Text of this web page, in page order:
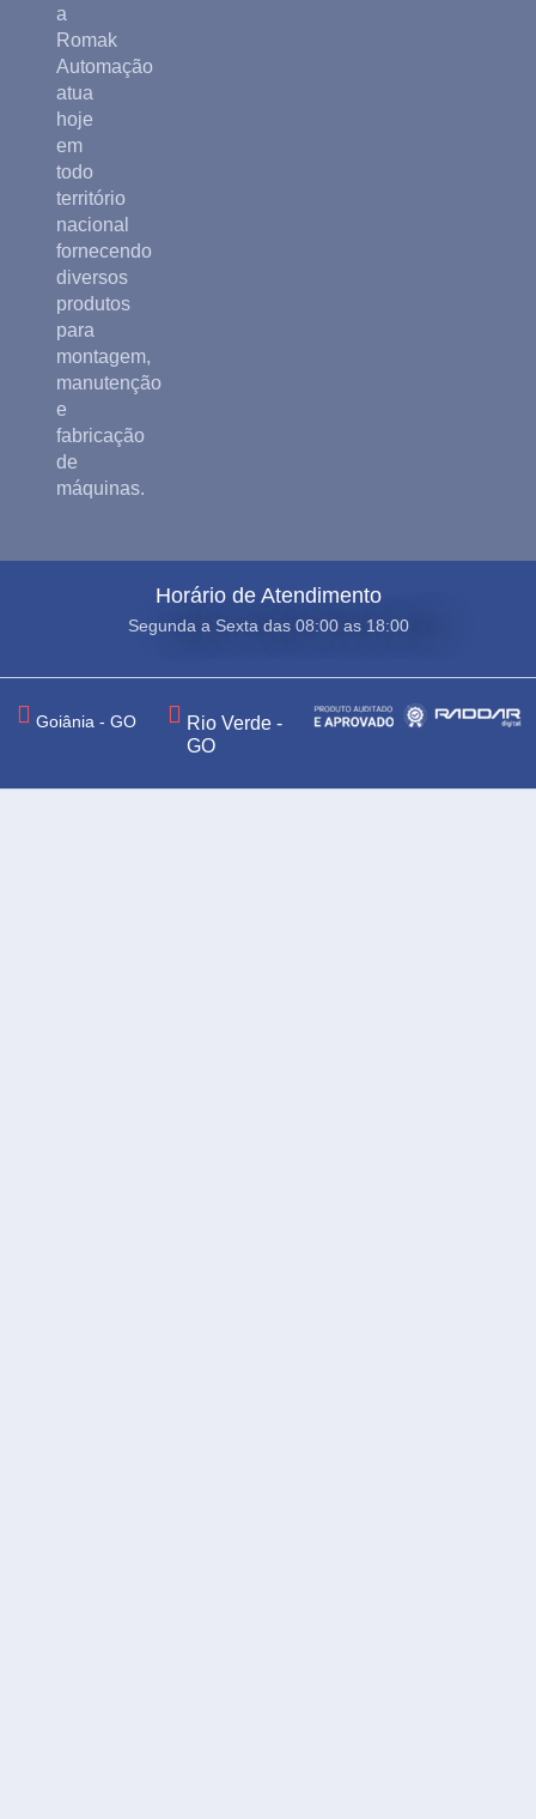
a
Romak
Automação
atua
hoje
em
todo
território
nacional
fornecendo
diversos
produtos
para
montagem,
manutenção
e
fabricação
de
máquinas.
Horário de Atendimento
Segunda a Sexta das 08:00 as 18:00
Goiânia - GO
Rio Verde -
GO